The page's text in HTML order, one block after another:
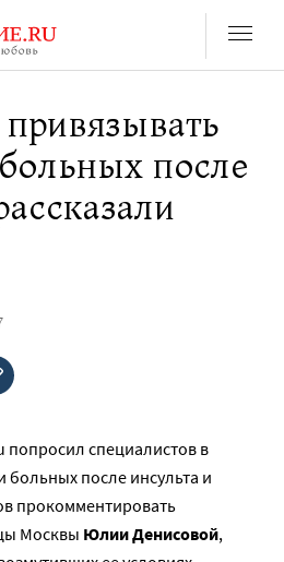
после
специалистов в
больных после инсульта и
прокомментировать
Москвы Юлии Денисовой,